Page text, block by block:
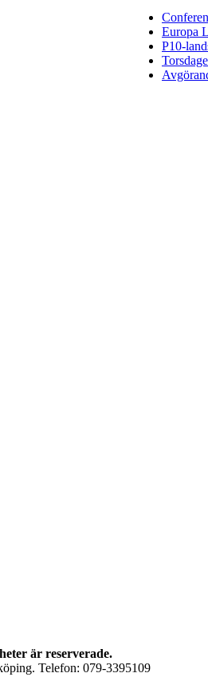
Europa
P10-
är reserverade.
Telefon: 079-3395109